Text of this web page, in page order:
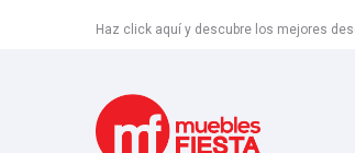
Haz click aquí y descubre los mejores